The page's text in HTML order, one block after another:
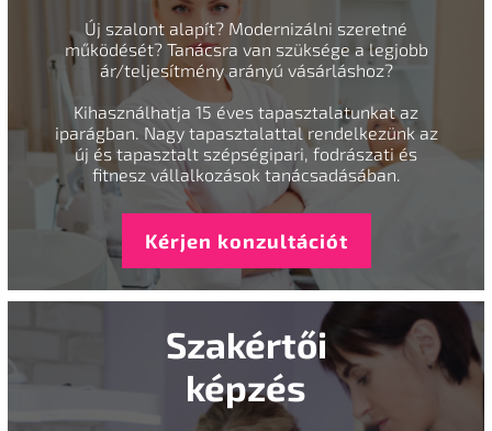
Új szalont alapít? Modernizálni szeretné
működését? Tanácsra van szüksége a legjobb
ár/teljesítmény arányú vásárláshoz?
Kihasználhatja 15 éves tapasztalatunkat az
iparágban. Nagy tapasztalattal rendelkezünk az
új és tapasztalt szépségipari, fodrászati és
fitnesz vállalkozások tanácsadásában.
Kérjen konzultációt
Szakértői
képzés